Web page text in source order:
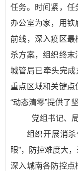
任务。时间紧，任
办公室为家，用
前线，深入疫区最
杀方案，组织终
城管局已牵头完
重点区域和关键点
“动态清零”提供了
党组书记、
组织开展消杀
眼”，防控难度大
深入城南各防控点